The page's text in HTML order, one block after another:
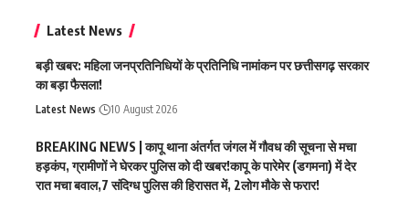
Latest News
बड़ी खबर: महिला जनप्रतिनिधियों के प्रतिनिधि नामांकन पर छत्तीसगढ़ सरकार
का बड़ा फैसला!
Latest News 10 August 2026
BREAKING NEWS | कापू थाना अंतर्गत जंगल में गौवध की सूचना से मचा
हड़कंप, ग्रामीणों ने घेरकर पुलिस को दी खबर!कापू के पारेमेर (डगमना) में देर
रात मचा बवाल,7 संदिग्ध पुलिस की हिरासत में, 2लोग मौके से फरार!